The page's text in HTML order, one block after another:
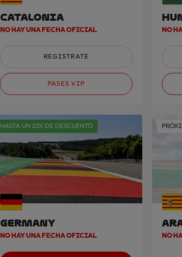
CATALONIA
NO HAY UNA FECHA OFICIAL
REGISTRATE
PASES VIP
NO
HASTA UN 10% DE DESCUENTO
GERMANY
NO HAY UNA FECHA OFICIAL NO